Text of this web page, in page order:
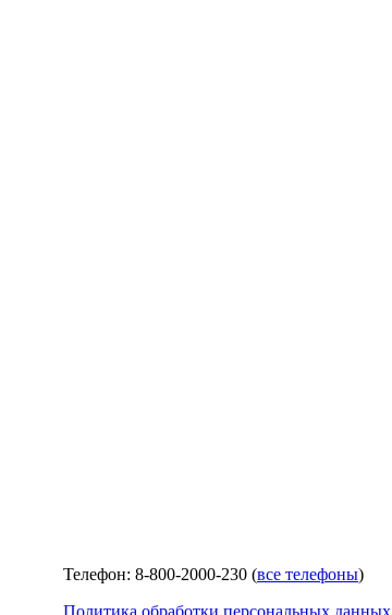
Телефон: 8-800-2000-230 (все телефоны)
Политика обработки персональных данных